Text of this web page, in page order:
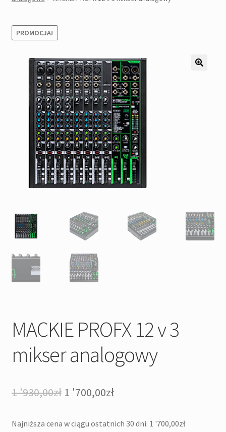
Pozostałe
Kontakt
PROMOCJA!
MACKIE PROFX 12 v 3
mikser analogowy
1 '930,00zł Pierwotna
wynosiła:
1 '700,00złAktualna
wynosi:
Najniższa cena w ciągu ostatnich 30 dni: 1 '700,00zł